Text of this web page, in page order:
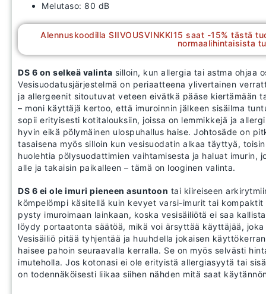
Melutaso: 80 dB
Alennuskoodilla SIIVOUSVINKKI15 saat -15% tästä
normaalihintaisista
DS 6 on selkeä valinta silloin, kun allergia tai astma ohjaa
Vesisuodatusjärjestelmä on periaatteena ylivertainen
ja allergeenit sitoutuvat veteen eivätkä pääse kiertämään
– moni käyttäjä kertoo, että imuroinnin jälkeen sisäilma
sopii erityisesti kotitalouksiin, joissa on lemmikkejä ja
hyvin eikä pölymäinen ulospuhallus haise. Johtosäde on
tasaisena myös silloin kun vesisuodatin alkaa täyttyä,
huolehtia pölysuodattimien vaihtamisesta ja haluat imurin,
alle ja takaisin paikalleen – tämä on looginen valinta.
DS 6 ei ole imuri pieneen asuntoon tai kiireiseen
kömpelömpi käsitellä kuin kevyet varsi-imurit tai
pysty imuroimaan lainkaan, koska vesisäiliötä ei saa
löydy portaatonta säätöä, mikä voi ärsyttää käyttäjää,
Vesisäiliö pitää tyhjentää ja huuhdella jokaisen
haisee pahoin seuraavalla kerralla. Se on myös selvästi
imuteholla. Jos kotonasi ei ole erityistä allergiasyytä tai
on todennäköisesti liikaa siihen nähden mitä saat